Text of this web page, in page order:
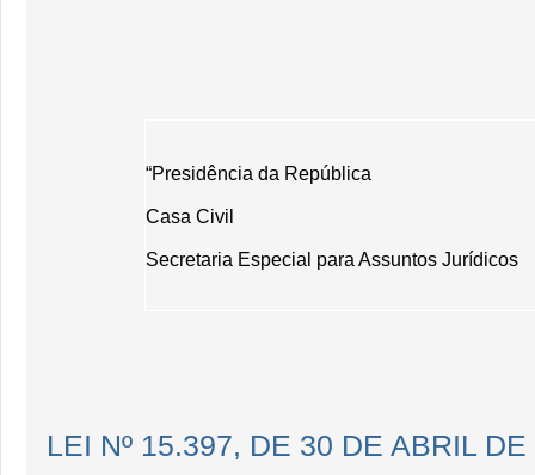
“Presidência da República
Casa Civil
Secretaria Especial para Assuntos Jurídicos
LEI Nº 15.397, DE 30 DE ABRIL